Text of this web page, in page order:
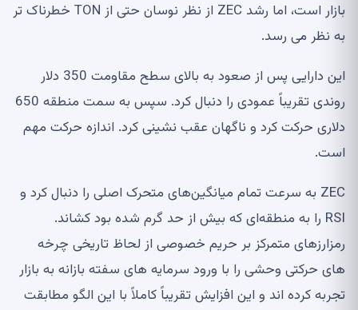
بازار است، اما رشد ZEC از نظر نوسان حتی از TON خطرناک تر
به نظر می رسد.
این دارایی پس از صعود به بالای سطح مقاومت 350 دلار
روندی تقریباً عمودی را دنبال کرد. سپس به سمت منطقه 650
دلاری حرکت کرد و ناگهان عقب نشینی کرد. اندازه حرکت مهم
است.
ZEC به سرعت تمام میانگین‌های متحرک اصلی را دنبال کرد و
RSI را به منطقه‌ای که بیش از حد گرم شده بود کشاند.
رمزارزهای متمرکز بر حریم خصوصی از لحاظ تاریخی چرخه
های حرکتی وحشی را با ورود سرمایه های سفته بازانه به بازار
تجربه کرده اند و این افزایش تقریباً کاملاً با این الگو مطابقت